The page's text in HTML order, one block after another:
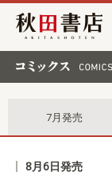
秋田書店
7月発売
8月6日発売